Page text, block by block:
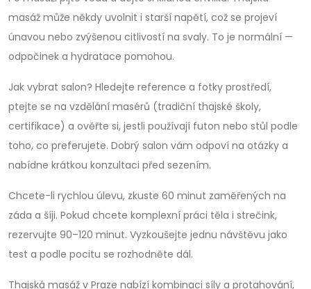
masáž může někdy uvolnit i starší napětí, což se projeví
únavou nebo zvýšenou citlivostí na svaly. To je normální —
odpočinek a hydratace pomohou.
Jak vybrat salon? Hledejte reference a fotky prostředí,
ptejte se na vzdělání masérů (tradiční thajské školy,
certifikace) a ověřte si, jestli používají futon nebo stůl podle
toho, co preferujete. Dobrý salon vám odpoví na otázky a
nabídne krátkou konzultaci před sezením.
Chcete-li rychlou úlevu, zkuste 60 minut zaměřených na
záda a šíji. Pokud chcete komplexní práci těla i strečink,
rezervujte 90–120 minut. Vyzkoušejte jednu návštěvu jako
test a podle pocitu se rozhodněte dál.
Thajská masáž v Praze nabízí kombinaci síly a protahování,